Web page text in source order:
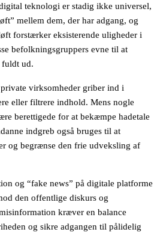
teknologi er stadig ikke universel,
mellem dem, der har adgang, og
forstærker eksisterende uligheder i
befolkningsgruppers evne til at
ud.
virksomheder griber ind i
eller filtrere indhold. Mens nogle
berettigede for at bekæmpe hadetale
indgreb også bruges til at
og begrænse den frie udveksling af
og “fake news” på digitale platforme
den offentlige diskurs og
kræver en balance
og sikre adgangen til pålidelig